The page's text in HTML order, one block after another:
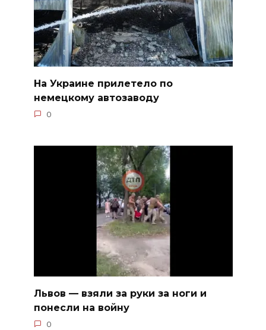
На Украине прилетело по
немецкому автозаводу
0
Львов — взяли за руки за ноги и
понесли на войну
0